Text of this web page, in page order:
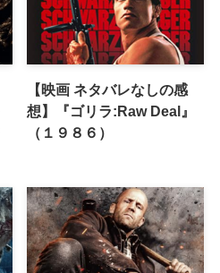
【映画 ネタバレなしの感
想】『ゴリラ:Raw Deal』
（１９８６）